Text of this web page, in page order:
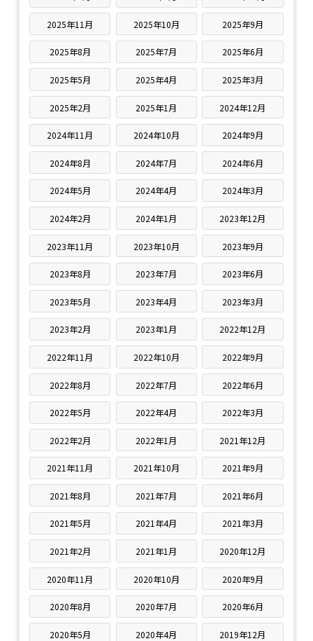
2025年11月 2025年10月 2025年9月
2025年8月 2025年7月 2025年6月
2025年5月 2025年4月 2025年3月
2025年2月 2025年1月 2024年12月
2024年11月 2024年10月 2024年9月
2024年8月 2024年7月 2024年6月
2024年5月 2024年4月 2024年3月
2024年2月 2024年1月 2023年12月
2023年11月 2023年10月 2023年9月
2023年8月 2023年7月 2023年6月
2023年5月 2023年4月 2023年3月
2023年2月 2023年1月 2022年12月
2022年11月 2022年10月 2022年9月
2022年8月 2022年7月 2022年6月
2022年5月 2022年4月 2022年3月
2022年2月 2022年1月 2021年12月
2021年11月 2021年10月 2021年9月
2021年8月 2021年7月 2021年6月
2021年5月 2021年4月 2021年3月
2021年2月 2021年1月 2020年12月
2020年11月 2020年10月 2020年9月
2020年8月 2020年7月 2020年6月
2020年5月 2020年4月 2019年12月